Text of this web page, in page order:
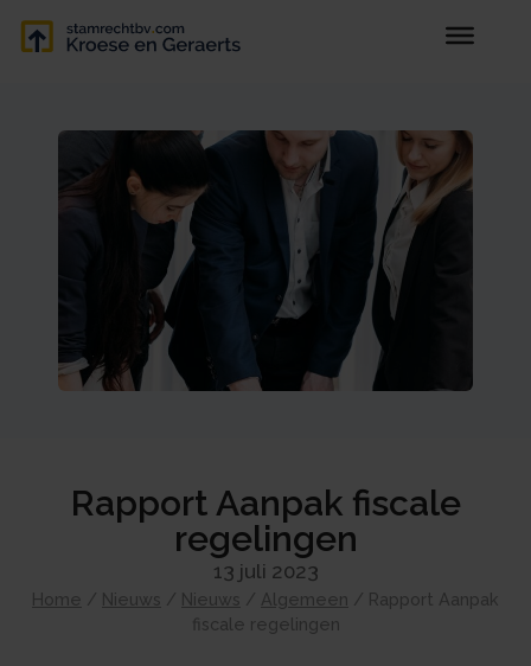
Rapport Aanpak fiscale
regelingen
13 juli 2023
Home / Nieuws / Nieuws / Algemeen / Rapport Aanpak
fiscale regelingen